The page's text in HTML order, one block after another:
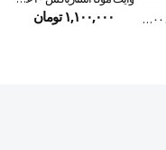
قهوه فوری جاکوبس گلد ۱۰۰ گرمی ۱,۱۰۰,۰۰۰ تومان